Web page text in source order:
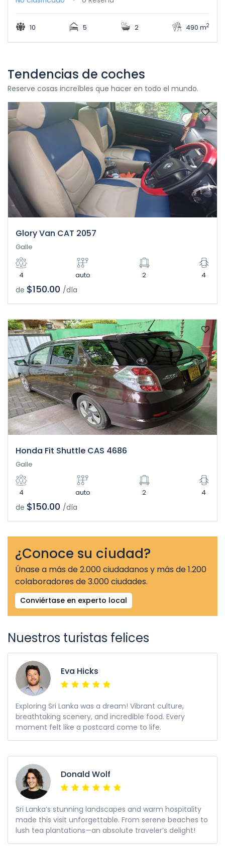
10 5 2 490 m2
Tendencias de coches
Reserve cosas increíbles que hacer en todo el mundo.
Glory Van CAT 2057
Galle
4 auto 2 4
de $150.00 /día
Honda Fit Shuttle CAS 4686
Galle
4 auto 2 4
de $150.00 /día
¿Conoce su ciudad?
Únase a más de 2.000 ciudadanos y más de 1.200
colaboradores de 3.000 ciudades.
Conviértase en experto local
Nuestros turistas felices
Eva Hicks
Exploring Sri Lanka was a dream! Vibrant culture,
breathtaking scenery, and incredible food. Every
moment felt like a postcard come to life.
Donald Wolf
Sri Lanka’s stunning landscapes and warm hospitality
made this visit unforgettable. From serene beaches to
lush tea plantations—an absolute traveler’s delight!